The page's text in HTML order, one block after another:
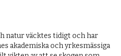
natur väcktes tidigt och har
akademiska och yrkesmässiga